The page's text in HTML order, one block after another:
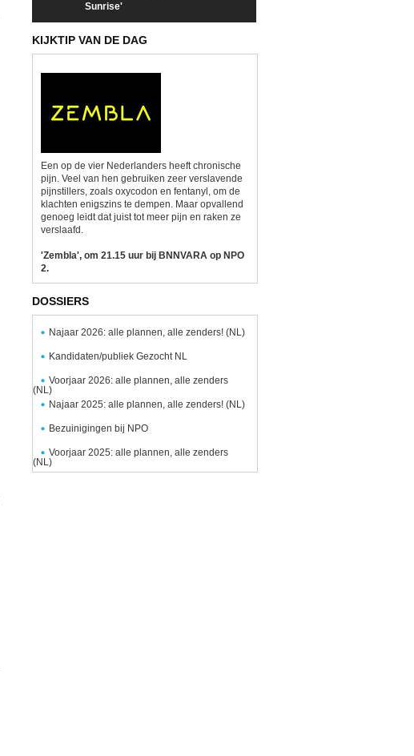
Sunrise'
KIJKTIP VAN DE DAG
Een op de vier Nederlanders heeft chronische
pijn. Veel van hen gebruiken zeer verslavende
pijnstillers, zoals oxycodon en fentanyl, om de
klachten enigszins te dempen. Maar opvallend
genoeg leidt dat juist tot meer pijn en raken ze
verslaafd.
'Zembla', om 21.15 uur bij BNNVARA op NPO
2.
DOSSIERS
Najaar 2026: alle plannen, alle zenders! (NL)
Kandidaten/publiek Gezocht NL
Voorjaar 2026: alle plannen, alle zenders
(NL)
Najaar 2025: alle plannen, alle zenders! (NL)
Bezuinigingen bij NPO
Voorjaar 2025: alle plannen, alle zenders
(NL)